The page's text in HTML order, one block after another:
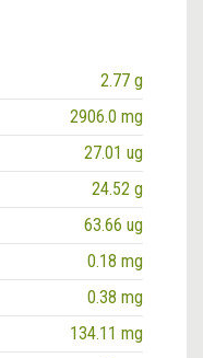
2.77 g
2906.0 mg
27.01 ug
24.52 g
63.66 ug
0.18 mg
0.38 mg
134.11 mg